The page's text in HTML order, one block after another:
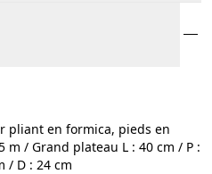
pliant en formica, pieds en
m / Grand plateau L : 40 cm / P :
/ D : 24 cm